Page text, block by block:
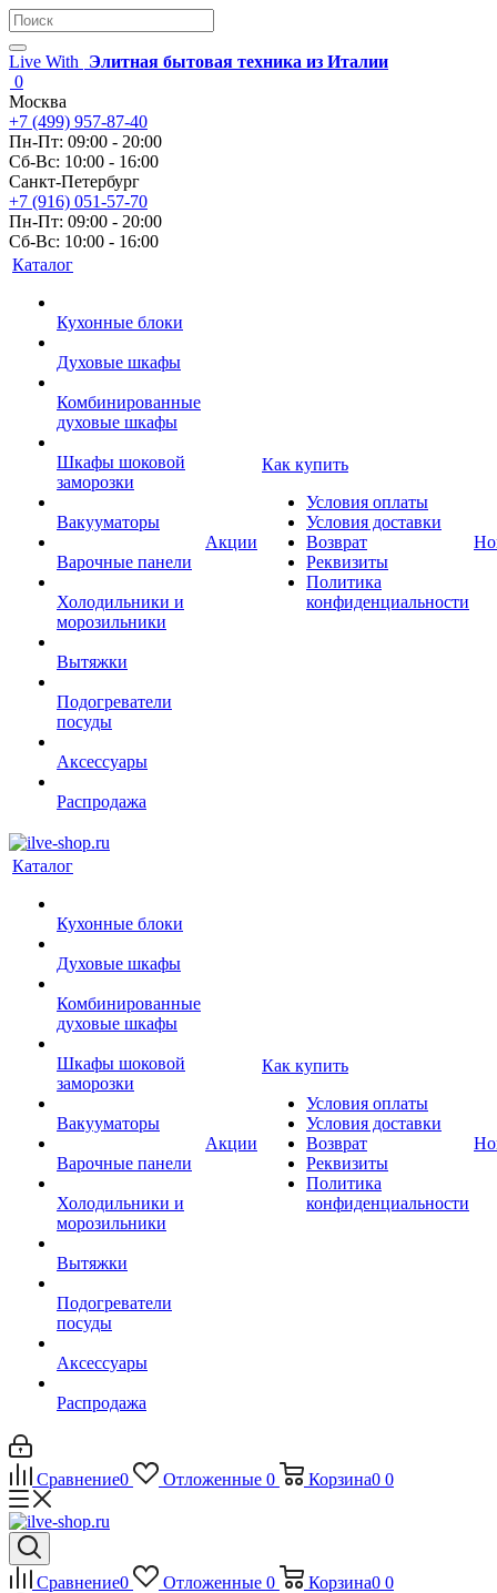
Live With
Элитная бытовая техника из Италии
0
Москва
+7 (499) 957-87-40
Пн-Пт: 09:00 - 20:00
Сб-Вс: 10:00 - 16:00
Санкт-Петербург
+7 (916) 051-57-70
Пн-Пт: 09:00 - 20:00
Сб-Вс: 10:00 - 16:00
Каталог
Кухонные блоки
Духовые шкафы
Комбинированные
духовые шкафы
Шкафы шоковой
заморозки
Вакууматоры
Варочные панели
Холодильники и
морозильники
Вытяжки
Подогреватели
посуды
Аксессуары
Распродажа
Акции
Как купить
Условия оплаты
Условия доставки
Возврат
Реквизиты
Политика
конфиденциальности
Каталог
Кухонные блоки
Духовые шкафы
Комбинированные
духовые шкафы
Шкафы шоковой
заморозки
Вакууматоры
Варочные панели
Холодильники и
морозильники
Вытяжки
Подогреватели
посуды
Аксессуары
Распродажа
Акции
Как купить
Условия оплаты
Условия доставки
Возврат
Реквизиты
Политика
конфиденциальности
Сравнение0 Отложенные 0 Корзина0 0
Сравнение0 Отложенные 0 Корзина0 0